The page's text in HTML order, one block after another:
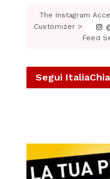
The Instagram
Customizer >
Feed
Segui